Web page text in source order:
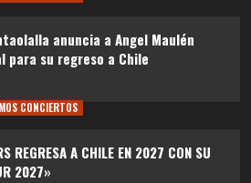
anuncia a Angel Maulén
para su regreso a Chile
CONCIERTOS
REGRESA A CHILE EN 2027 CON SU
2027»